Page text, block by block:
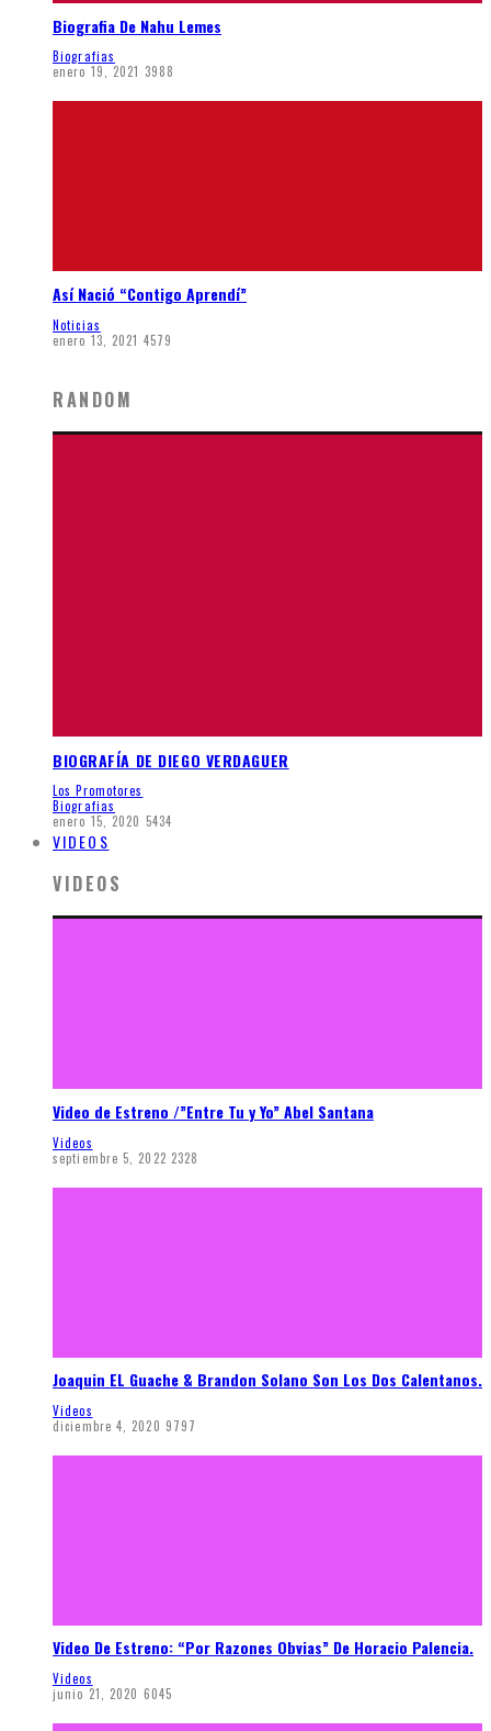
Biografia De Nahu Lemes
Biografias
enero 19, 2021 3988
Así Nació “Contigo Aprendí”
Noticias
enero 13, 2021 4579
RANDOM
BIOGRAFÍA DE DIEGO VERDAGUER
Los Promotores
Biografias
enero 15, 2020 5434
VIDEOS
VIDEOS
Video de Estreno /”Entre Tu y Yo” Abel Santana
Videos
septiembre 5, 2022 2328
Joaquin EL Guache & Brandon Solano Son Los Dos Calentanos.
Videos
diciembre 4, 2020 9797
Video De Estreno: “Por Razones Obvias” De Horacio Palencia.
Videos
junio 21, 2020 6045